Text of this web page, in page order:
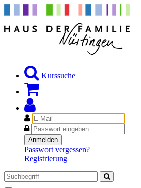
Kurssuche
E-
Mail
Passwort
Anmelden
Passwort vergessen?
Registrierung